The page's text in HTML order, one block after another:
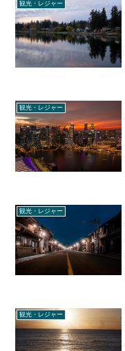
観光・レジャー
観光・レジャー
観光・レジャー
観光・レジャー